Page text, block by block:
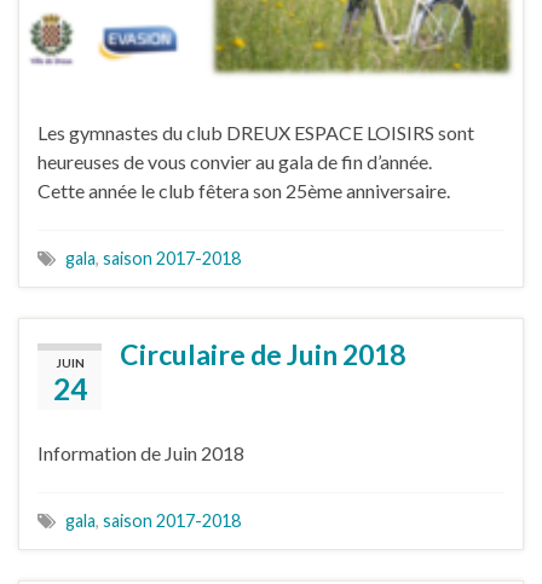
Les gymnastes du club DREUX ESPACE LOISIRS sont
heureuses de vous convier au gala de fin d’année.
Cette année le club fêtera son 25ème anniversaire.
gala, saison 2017-2018
JUIN
24
Circulaire de Juin 2018
Information de Juin 2018
gala, saison 2017-2018